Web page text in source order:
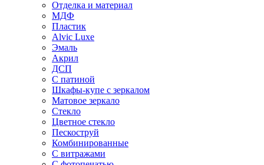
Отделка и материал
МДФ
Пластик
Alvic Luxe
Эмаль
Акрил
ДСП
С патиной
Шкафы-купе с зеркалом
Матовое зеркало
Стекло
Цветное стекло
Пескоструй
Комбинированные
С витражами